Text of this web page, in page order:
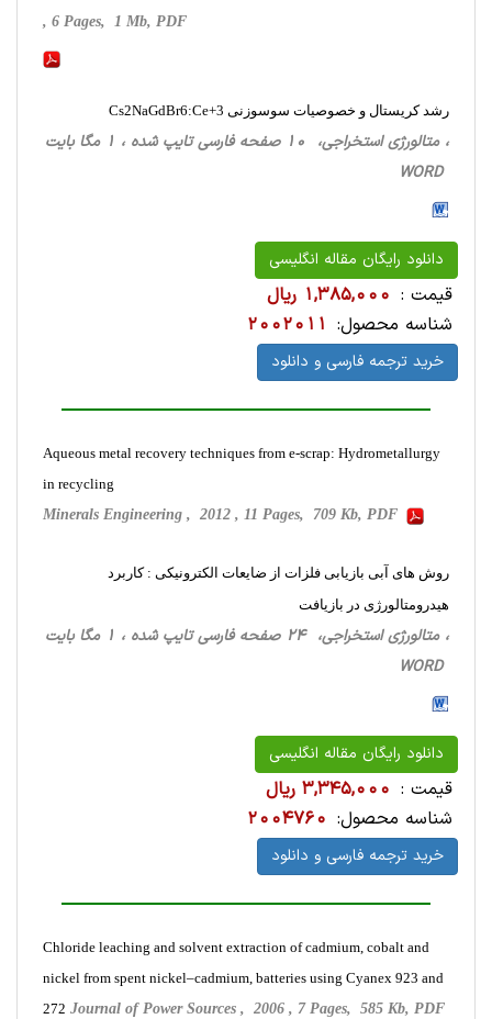
, 6 Pages, 1 Mb, PDF
رشد کریستال و خصوصیات سوسوزنی Cs2NaGdBr6:Ce+3
، متالورژی استخراجی‌، 10 صفحه فارسی تایپ شده ، 1 مگا بایت
WORD
دانلود رایگان مقاله انگلیسی
قیمت : 1,385,000 ریال
شناسه محصول: 2002011
خرید ترجمه فارسی و دانلود
Aqueous metal recovery techniques from e-scrap: Hydrometallurgy
in recycling
Minerals Engineering , 2012 , 11 Pages, 709 Kb, PDF
روش های آبی بازیابی فلزات از ضایعات الکترونیکی : کاربرد
هیدرومتالورژی در بازیافت
، متالورژی استخراجی‌، 24 صفحه فارسی تایپ شده ، 1 مگا بایت
WORD
دانلود رایگان مقاله انگلیسی
قیمت : 3,345,000 ریال
شناسه محصول: 2004760
خرید ترجمه فارسی و دانلود
Chloride leaching and solvent extraction of cadmium, cobalt and
nickel from spent nickel–cadmium, batteries using Cyanex 923 and
272 Journal of Power Sources , 2006 , 7 Pages, 585 Kb, PDF